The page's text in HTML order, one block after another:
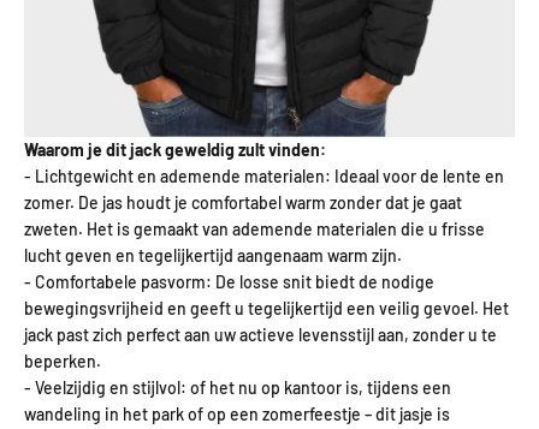
Waarom je dit jack geweldig zult vinden:
- Lichtgewicht en ademende materialen: Ideaal voor de lente en
zomer. De jas houdt je comfortabel warm zonder dat je gaat
zweten. Het is gemaakt van ademende materialen die u frisse
lucht geven en tegelijkertijd aangenaam warm zijn.
- Comfortabele pasvorm: De losse snit biedt de nodige
bewegingsvrijheid en geeft u tegelijkertijd een veilig gevoel. Het
jack past zich perfect aan uw actieve levensstijl aan, zonder u te
beperken.
- Veelzijdig en stijlvol: of het nu op kantoor is, tijdens een
wandeling in het park of op een zomerfeestje – dit jasje is